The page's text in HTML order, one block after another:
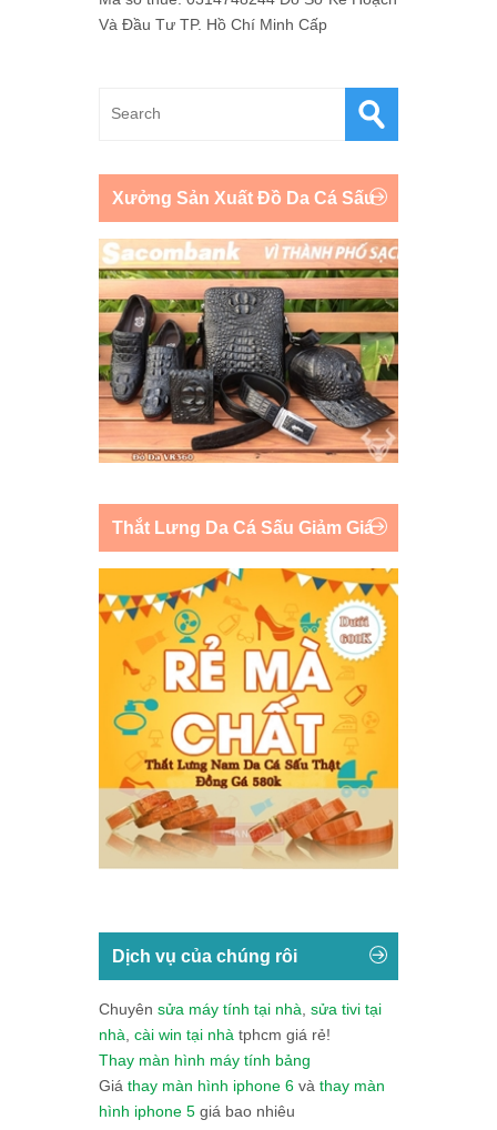
Và Đầu Tư TP. Hồ Chí Minh Cấp
Xưởng Sản Xuất Đồ Da Cá Sấu
Thắt Lưng Da Cá Sấu Giảm Giá
Dịch vụ của chúng rôi
Chuyên sửa máy tính tại nhà sửa tivi tại
nhà cài win tại nhà tphcm giá rẻ!
Thay màn hình máy tính bảng
Giá thay màn hình iphone 6 và thay màn
hình iphone 5 giá bao nhiêu